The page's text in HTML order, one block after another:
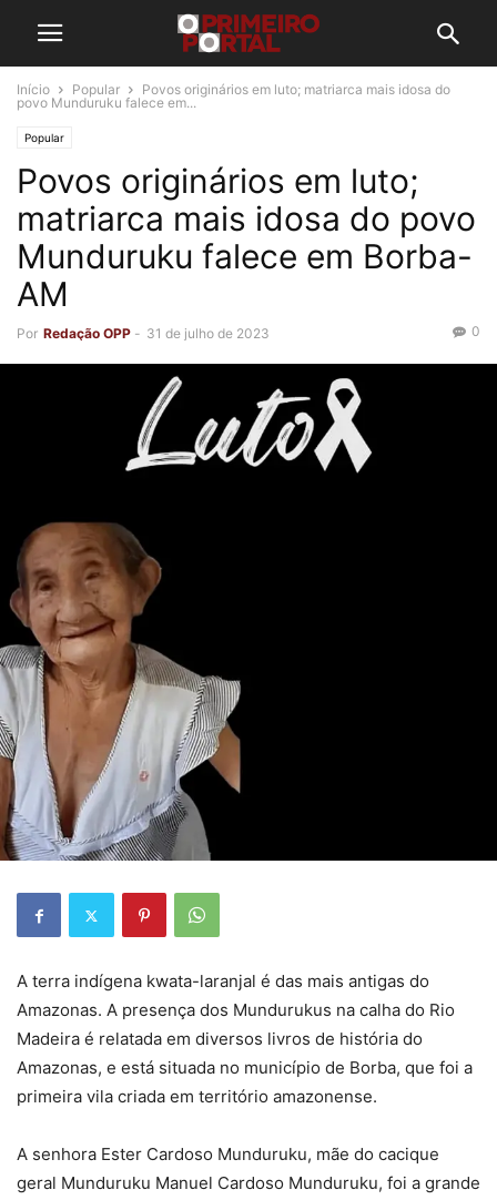
Início Popular
Povos originários em luto; matriarca mais idosa do
povo Munduruku falece em...
Popular
Povos originários em luto;
matriarca mais idosa do povo
Munduruku falece em Borba-
AM
Por Redação OPP - 31 de julho de 2023 0
A terra indígena kwata-laranjal é das mais antigas do
Amazonas. A presença dos Mundurukus na calha do Rio
Madeira é relatada em diversos livros de história do
Amazonas, e está situada no município de Borba, que foi a
primeira vila criada em território amazonense.
A senhora Ester Cardoso Munduruku, mãe do cacique
geral Munduruku Manuel Cardoso Munduruku, foi a grande